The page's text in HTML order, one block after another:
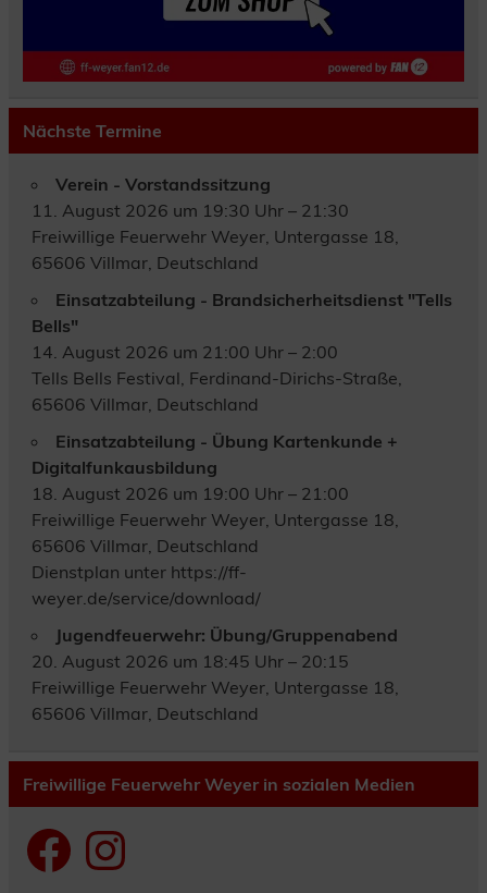
Nächste Termine
Verein - Vorstandssitzung
11. August 2026 um 19:30 Uhr – 21:30
Freiwillige Feuerwehr Weyer, Untergasse 18,
65606 Villmar, Deutschland
Einsatzabteilung - Brandsicherheitsdienst "Tells
Bells"
14. August 2026 um 21:00 Uhr – 2:00
Tells Bells Festival, Ferdinand-Dirichs-Straße,
65606 Villmar, Deutschland
Einsatzabteilung - Übung Kartenkunde +
Digitalfunkausbildung
18. August 2026 um 19:00 Uhr – 21:00
Freiwillige Feuerwehr Weyer, Untergasse 18,
65606 Villmar, Deutschland
Dienstplan unter https://ff-
weyer.de/service/download/
Jugendfeuerwehr: Übung/Gruppenabend
20. August 2026 um 18:45 Uhr – 20:15
Freiwillige Feuerwehr Weyer, Untergasse 18,
65606 Villmar, Deutschland
Freiwillige Feuerwehr Weyer in sozialen Medien
FacebookInstagram